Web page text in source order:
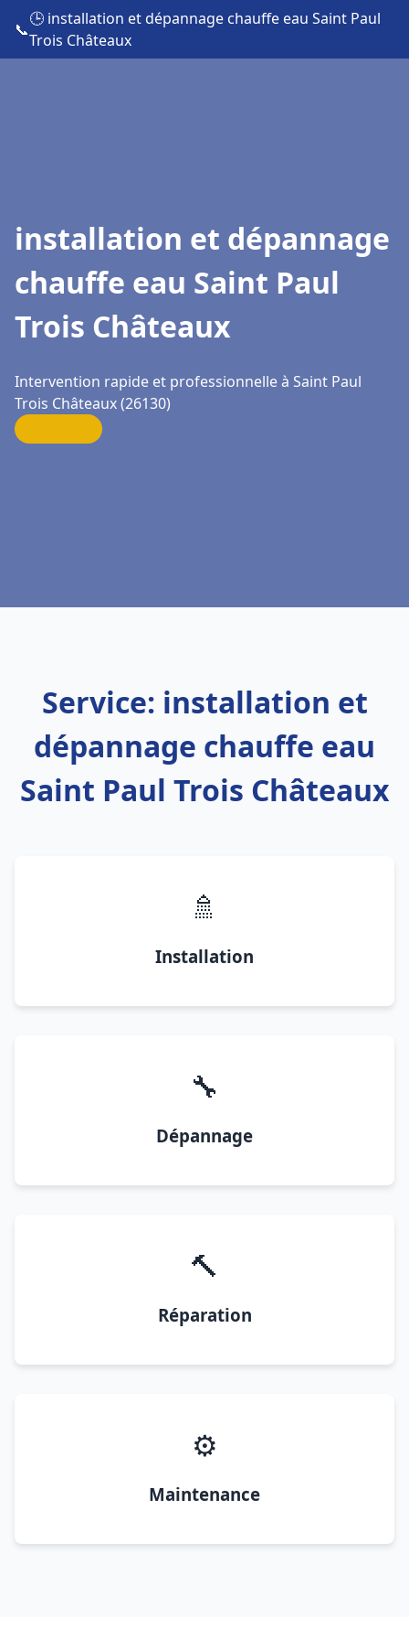
📞
🕒 installation et dépannage chauffe eau Saint Paul
Trois Châteaux
installation et dépannage
chauffe eau Saint Paul
Trois Châteaux
Intervention rapide et professionnelle à Saint Paul
Trois Châteaux (26130)
Service: installation et
dépannage chauffe eau
Saint Paul Trois Châteaux
🚿
Installation
🔧
Dépannage
🔨
Réparation
⚙️
Maintenance